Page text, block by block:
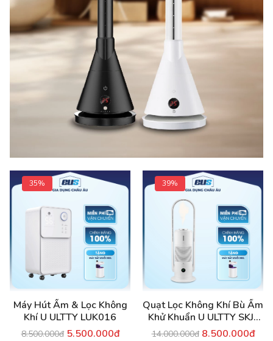
35%
Máy Hút Ẩm & Lọc Không
Khí U ULTTY LUK016
8.500.000đ 5.500.000đ
39%
Quạt Lọc Không Khí Bù Ẩm
Khử Khuẩn U ULTTY SKJ-
CR022
14.000.000đ 8.500.000đ